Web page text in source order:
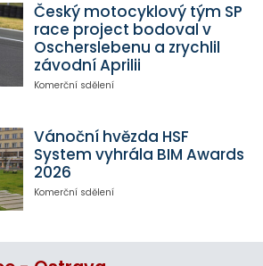
Český motocyklový tým SP
race project bodoval v
Oscherslebenu a zrychlil
závodní Aprilii
Komerční sdělení
Vánoční hvězda HSF
System vyhrála BIM Awards
2026
Komerční sdělení